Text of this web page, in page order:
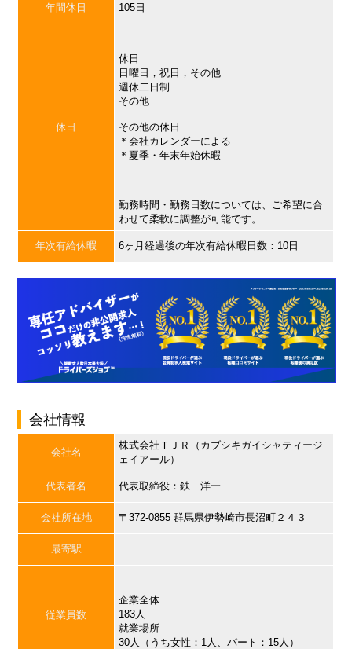
年間休日 105日
休日
休日
日曜日，祝日，その他
週休二日制
その他
その他の休日
＊会社カレンダーによる
＊夏季・年末年始休暇
勤務時間・勤務日数については、ご希望に合
わせて柔軟に調整が可能です。
年次有給休暇 6ヶ月経過後の年次有給休暇日数：10日
会社情報
会社名
株式会社ＴＪＲ（カブシキガイシャティージ
ェイアール）
代表者名 代表取締役：鉄 洋一
会社所在地 〒372-0855 群馬県伊勢崎市長沼町２４３
最寄駅
従業員数
企業全体
183人
就業場所
30人（うち女性：1人、パート：15人）